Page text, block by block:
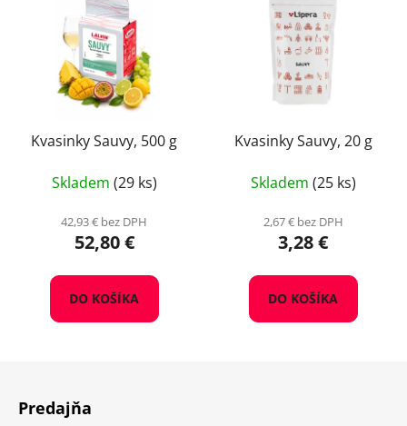
Kvasinky Sauvy, 500 g
Skladem (29 ks)
42,93 € bez DPH
52,80 €
DO KOŠÍKA
Kvasinky Sauvy, 20 g
Skladem (25 ks)
2,67 € bez DPH
3,28 €
DO KOŠÍKA
Predajňa